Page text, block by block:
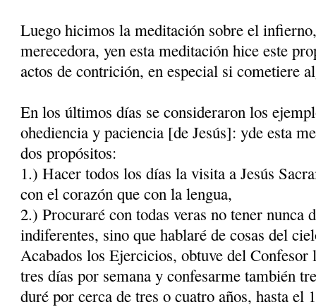
Luego hicimos la meditación sobre el
merecedora, yen esta meditación hice este
actos de contrición, en especial si cometiere
En los últimos días se consideraron los
ohediencia y paciencia [de Jesús]: yde esta
dos propósitos:
1.) Hacer todos los días la visita a Jesús
con el corazón que con la lengua,
2.) Procuraré con todas veras no tener nunca
indiferentes, sino que hablaré de cosas del
Acabados los Ejercicios, obtuve del
tres días por semana y confesarme también
duré por cerca de tres o cuatro años, hasta el